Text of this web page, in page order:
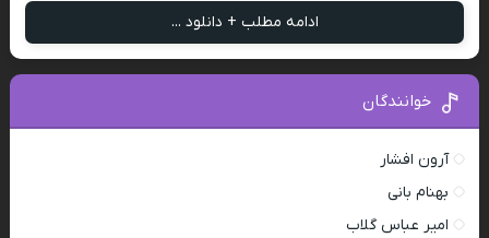
ادامه مطلب + دانلود ...
خوانندگان
آرون افشار
بهنام بانی
امیر عباس گلاب